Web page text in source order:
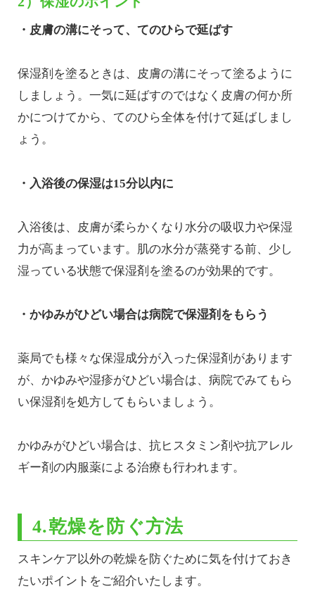
・皮膚の溝にそって、てのひらで延ばす
保湿剤を塗るときは、皮膚の溝にそって塗るように
しましょう。一気に延ばすのではなく皮膚の何か所
かにつけてから、てのひら全体を付けて延ばしまし
ょう。
・入浴後の保湿は15分以内に
入浴後は、皮膚が柔らかくなり水分の吸収力や保湿
力が高まっています。肌の水分が蒸発する前、少し
湿っている状態で保湿剤を塗るのが効果的です。
・かゆみがひどい場合は病院で保湿剤をもらう
薬局でも様々な保湿成分が入った保湿剤があります
が、かゆみや湿疹がひどい場合は、病院でみてもら
い保湿剤を処方してもらいましょう。
かゆみがひどい場合は、抗ヒスタミン剤や抗アレル
ギー剤の内服薬による治療も行われます。
4.乾燥を防ぐ方法
スキンケア以外の乾燥を防ぐために気を付けておき
たいポイントをご紹介いたします。